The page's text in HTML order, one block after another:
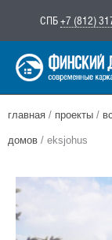
содержимому
СПБ+7 (812)
главная / проекты /
домов / eksjohus